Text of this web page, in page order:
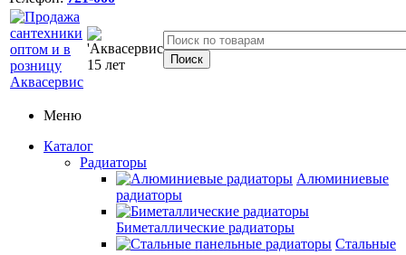
Меню
Каталог
Радиаторы
Алюминиевые
радиаторы
Биметаллические радиаторы
Стальные